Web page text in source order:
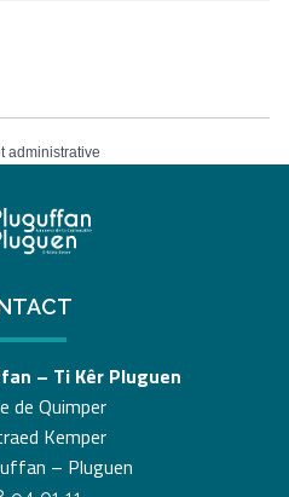
administrative
– Ti Kêr Pluguen
de Quimper
Kemper
– Pluguen